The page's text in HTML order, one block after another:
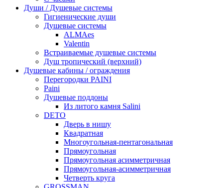
Души / Душевые системы
Гигиенические души
Душевые системы
ALMAes
Valentin
Встраиваемые душевые системы
Душ тропический (верхний)
Душевые кабины / ограждения
Перегородки PAINI
Paini
Душевые поддоны
Из литого камня Salini
DETO
Дверь в нишу
Квадратная
Многоугольная-пентагональная
Прямоугольная
Прямоугольная асимметричная
Прямоугольная-асимметричная
Четверть круга